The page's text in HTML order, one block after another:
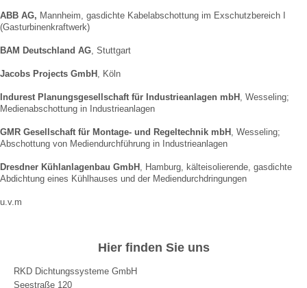
ABB AG, Mannheim, gasdichte Kabelabschottung im Exschutzbereich I
(Gasturbinenkraftwerk)
BAM Deutschland AG, Stuttgart
Jacobs Projects GmbH , Köln
Indurest Planungsgesellschaft für Industrieanlagen mbH , Wesseling;
Medienabschottung in Industrieanlagen
GMR Gesellschaft für Montage- und Regeltechnik mbH , Wesseling;
Abschottung von Mediendurchführung in Industrieanlagen
Dresdner Kühlanlagenbau GmbH , Hamburg, kälteisolierende, gasdichte
Abdichtung eines Kühlhauses und der Mediendurchdringungen
u.v.m
Hier finden Sie uns
RKD Dichtungssysteme GmbH
Seestraße 120